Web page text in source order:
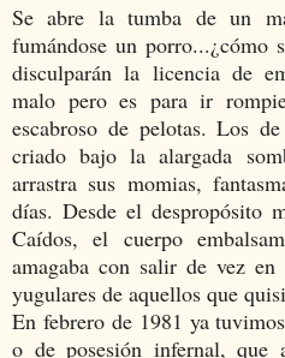
Se abre la tumba de un
fumándose un porro...¿cómo
disculparán la licencia de
malo pero es para ir
escabroso de pelotas. Los
criado bajo la alargada
arrastra sus momias,
días. Desde el despropósito
Caídos, el cuerpo
amagaba con salir de vez
yugulares de aquellos que
En febrero de 1981 ya
o de posesión infernal, que